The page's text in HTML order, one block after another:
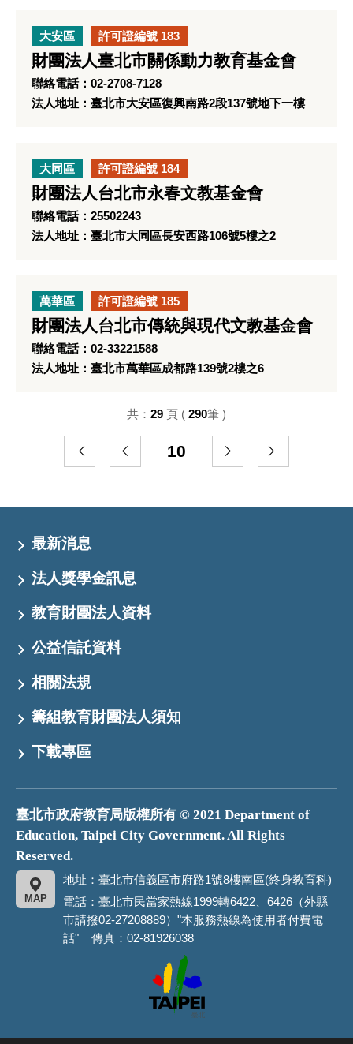
大安區 許可證編號 183
財團法人臺北市關係動力教育基金會
聯絡電話：02-2708-7128
法人地址：臺北市大安區復興南路2段137號地下一樓
大同區 許可證編號 184
財團法人台北市永春文教基金會
聯絡電話：25502243
法人地址：臺北市大同區長安西路106號5樓之2
萬華區 許可證編號 185
財團法人台北市傳統與現代文教基金會
聯絡電話：02-33221588
法人地址：臺北市萬華區成都路139號2樓之6
10
共： 29 頁 ( 290筆 )
最新消息
法人獎學金訊息
教育財團法人資料
公益信託資料
相關法規
籌組教育財團法人須知
下載專區
臺北市政府教育局版權所有 © 2021 Department of
Education, Taipei City Government. All Rights
Reserved.
地址：臺北市信義區市府路1號8樓南區(終身教育科)
MAP
電話：臺北市民當家熱線1999轉6422、6426（外縣
市請撥02-27208889）"本服務熱線為使用者付費電
話" 傳真：02-81926038
市
政